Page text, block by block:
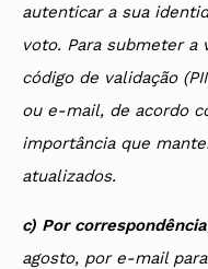
autenticar a sua
voto. Para submeter
código de validação
ou e-mail, de acordo
importância que
atualizados.
c) Por
agosto, por e-mail